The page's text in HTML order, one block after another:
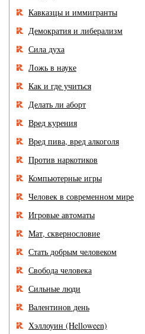
Кавказцы и иммигранты
Демократия и либерализм
Сила духа
Ложь в науке
Как и где учиться
Делать ли аборт
Вред курения
Вред пива, вред алкоголя
Против наркотиков
Компьютерные игры
Человек в современном мире
Игровые автоматы
Мат, сквернословие
Стать добрым человеком
Свобода человека
Сильные люди
Валентинов день
Хэллоуин (Helloween)